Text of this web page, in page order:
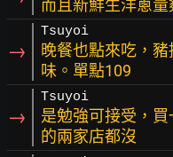
而且新鮮生洋蔥
→
Tsuyoi
晚餐也點來吃，
味。單點109
→
Tsuyoi
是勉強可接受，
的兩家店都沒